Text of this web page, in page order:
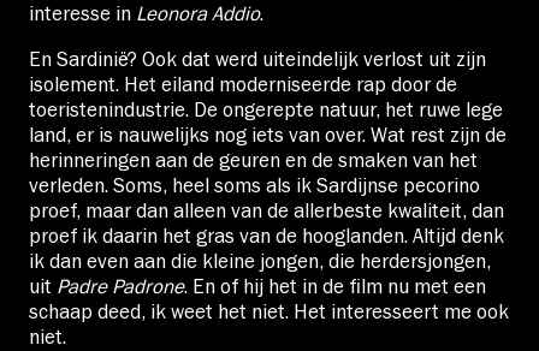
interesse in Leonora Addio.
En Sardinië? Ook dat werd uiteindelijk verlost uit zijn
isolement. Het eiland moderniseerde rap door de
toeristenindustrie. De ongerepte natuur, het ruwe lege
land, er is nauwelijks nog iets van over. Wat rest zijn de
herinneringen aan de geuren en de smaken van het
verleden. Soms, heel soms als ik Sardijnse pecorino
proef, maar dan alleen van de allerbeste kwaliteit, dan
proef ik daarin het gras van de hooglanden. Altijd denk
ik dan even aan die kleine jongen, die herdersjongen,
uit Padre Padrone. En of hij het in de film nu met een
schaap deed, ik weet het niet. Het interesseert me ook
niet.